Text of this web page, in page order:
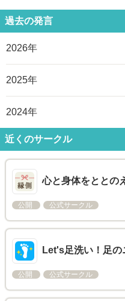
過去の発言
2026年
2025年
2024年
近くのサークル
心と身体をととの
公開 公式サークル
Let's足洗い！足
公開 公式サークル